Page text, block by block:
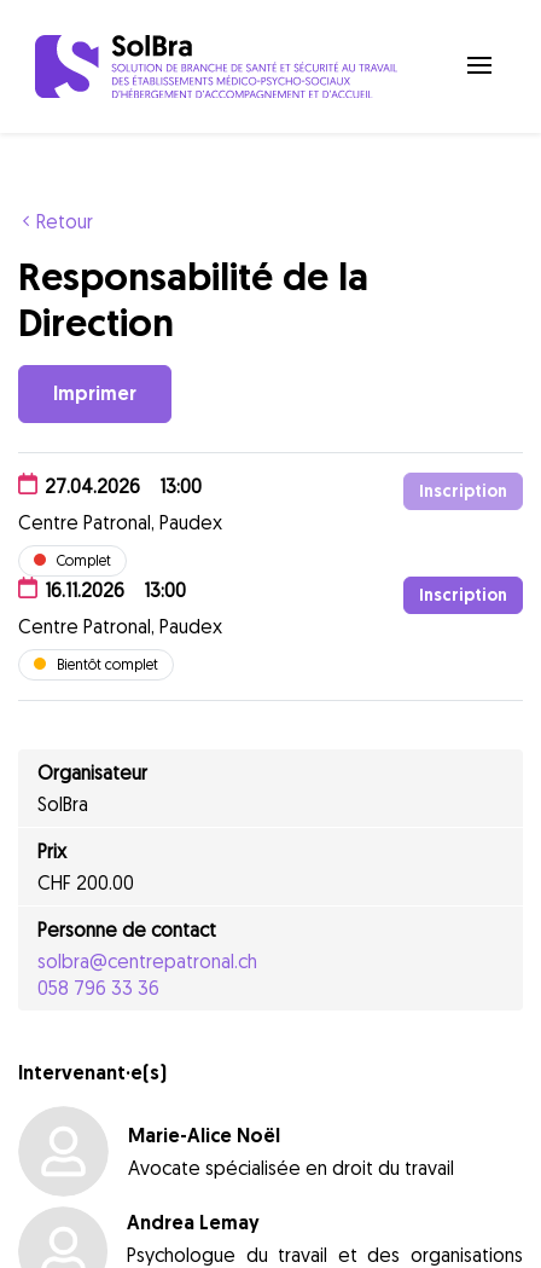
Retour
Responsabilité de la
Direction
Imprimer
27.04.2026
13:00
Centre Patronal, Paudex
Complet
Inscription
16.11.2026
13:00
Centre Patronal, Paudex
Bientôt complet
Inscription
Organisateur
SolBra
Prix
CHF 200.00
Personne de contact
solbra@centrepatronal.ch
058 796 33 36
Intervenant·e(s)
Marie-Alice Noël
Avocate spécialisée en droit du travail
Andrea Lemay
Psychologue du travail et des organisations